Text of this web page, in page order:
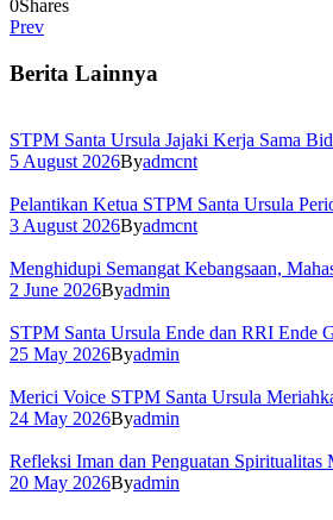
0Shares
Prev
Berita Lainnya
STPM Santa Ursula Jajaki Kerja Sama
5 August 2026Byadmcnt
Pelantikan Ketua STPM Santa Ursula
3 August 2026Byadmcnt
Menghidupi Semangat Kebangsaan,
2 June 2026Byadmin
STPM Santa Ursula Ende dan RRI Ende
25 May 2026Byadmin
Merici Voice STPM Santa Ursula
24 May 2026Byadmin
Refleksi Iman dan Penguatan
20 May 2026Byadmin